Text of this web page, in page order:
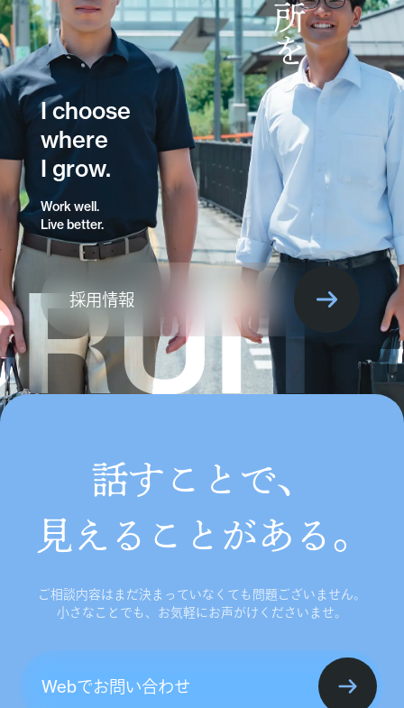
-
I choose
where
I grow.
Work well.
Live better.
採用情報
話すことで、
見えることがある。
ご相談内容はまだ決まっていなくても問題ございません。
小さなことでも、お気軽にお声がけくださいませ。
Webでお問い合わせ